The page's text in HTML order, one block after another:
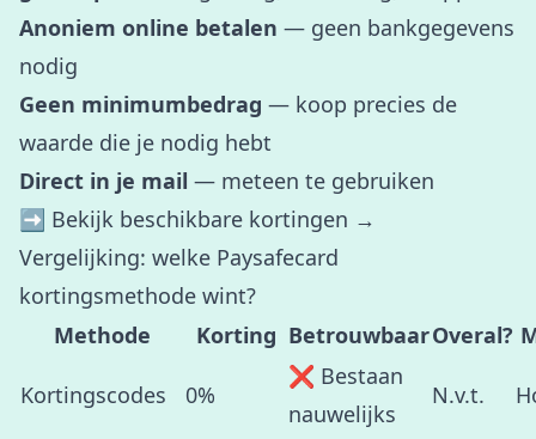
Anoniem online betalen — geen bankgegevens
nodig
Geen minimumbedrag — koop precies de
waarde die je nodig hebt
Direct in je mail — meteen te gebruiken
➡️ Bekijk beschikbare kortingen →
Vergelijking: welke Paysafecard
kortingsmethode wint?
Methode
Korting BetrouwbaarOveral?
Kortingscodes 0%
❌ Bestaan
nauwelijks
N.v.t.